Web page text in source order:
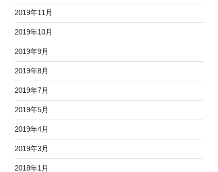
2019年11月
2019年10月
2019年9月
2019年8月
2019年7月
2019年5月
2019年4月
2019年3月
2018年1月